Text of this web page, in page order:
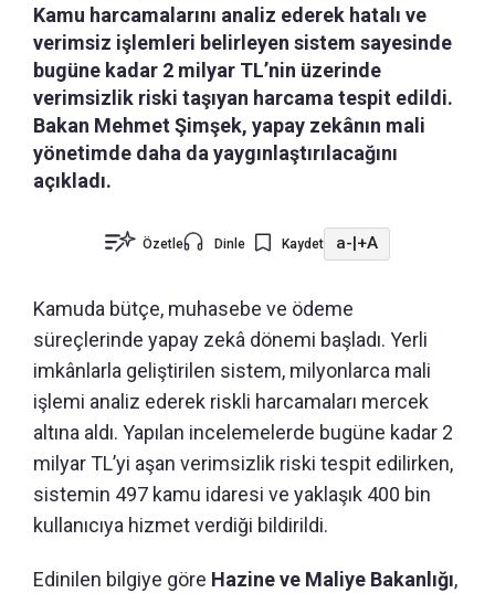
Kamu harcamalarını analiz ederek hatalı ve
verimsiz işlemleri belirleyen sistem sayesinde
bugüne kadar 2 milyar TL’nin üzerinde
verimsizlik riski taşıyan harcama tespit edildi.
Bakan Mehmet Şimşek, yapay zekânın mali
yönetimde daha da yaygınlaştırılacağını
açıkladı.
Özetle Dinle Kaydet a-|+A
Kamuda bütçe, muhasebe ve ödeme
süreçlerinde yapay zekâ dönemi başladı. Yerli
imkânlarla geliştirilen sistem, milyonlarca mali
işlemi analiz ederek riskli harcamaları mercek
altına aldı. Yapılan incelemelerde bugüne kadar 2
milyar TL’yi aşan verimsizlik riski tespit edilirken,
sistemin 497 kamu idaresi ve yaklaşık 400 bin
kullanıcıya hizmet verdiği bildirildi.
Edinilen bilgiye göre Hazine ve Maliye Bakanlığı,